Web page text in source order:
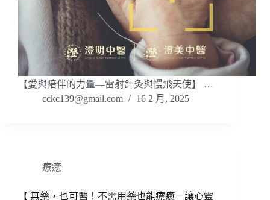
【愛與陪伴的力量—雷射針灸與慢飛天使】 …
cckc139@gmail.com
16 2 月, 2025
療癒
【 無藥，也可醫！不需用藥也能療癒－讓心靈